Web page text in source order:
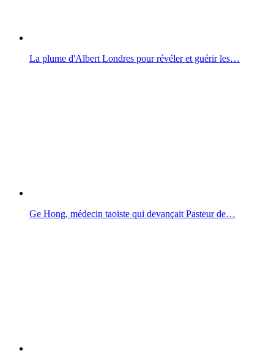
La plume d'Albert Londres pour révéler et guérir les…
Ge Hong, médecin taoïste qui devançait Pasteur de…